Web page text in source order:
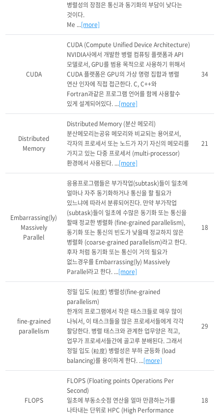
병렬성의 장점은 통신과 동기화의 부담이 낮다는
것이다.
Me ...[more]
CUDA
CUDA (Compute Unified Device Architecture)
NVIDIA사에서 개발한 병렬 컴퓨팅 플랫폼과 API
모델로서, GPU를 범용 목적으로 사용하기 위해서
CUDA 플랫폼은 GPU의 가상 명령 집합과 병렬
연산 인자에 직접 접근한다. C, C++와
Fortran과같은 프로그램 언어를 함께 사용할수
있게 설계되어있다. ...[more]
34
Distributed
Memory
Distributed Memory (분산 메모리)
분산메모리는공유 메모리와 비교되는 용어로서,
각자의 프로세서 또는 노드가 자기 자신의 메모리를
가지고 있는 다중 프로세서 (multi-processor)
환경에서 사용된다. ...[more]
21
Embarrassing(ly)
Massively
Parallel
응용프로그램들은 부가작업(subtask)들이 일초에
얼마나 자주 동기화하거나 통신을 할 필요가
있느냐에 따라서 분류되어진다. 만약 부가작업
(subtask)들이 일초에 수많은 동기화 또는 통신을
할때 정교한 병렬화 (fine-grained parallelism),
동기화 또는 통신의 빈도가 낮을때 정교하지 않은
병렬화 (coarse-grained parallelism)라고 한다.
후자 처럼 동기화 또는 통신이 거의 필요가
없느경우를 Embarrassing(ly) Massively
Parallel라고 한다. ...[more]
18
fine-grained
parallelism
정밀 입도 (粒度) 병렬성(fine-grained
parallelism)
한개의 프로그램에서 작은 태스크들로 매우 많이
나눠서, 이 태스크들을 많은 프로세서들에게 각각
할당한다. 병렬 태스크와 관계한 업무양은 적고,
업무가 프로세서들간에 골고루 분배된다. 그래서
정밀 입도 (粒度) 병렬성은 부하 균등화 (load
balancing)를 용이하게 한다. ...[more]
29
FLOPS
FLOPS (Floating points Operations Per
Second)
일초에 부동소숫점 연산을 얼마 만큼하는가를
나타내는 단위로 HPC (High Performance
18